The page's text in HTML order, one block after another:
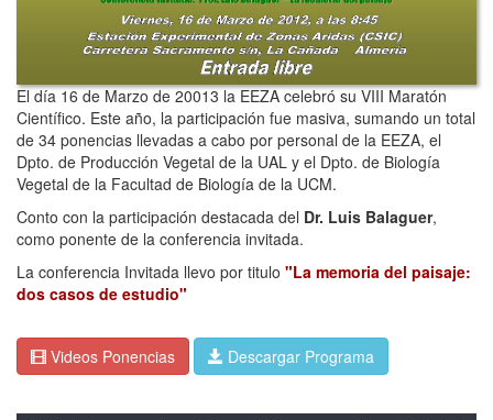
El día 16 de Marzo de 20013 la EEZA celebró su VIII Maratón
Científico. Este año, la participación fue masiva, sumando un total
de 34 ponencias llevadas a cabo por personal de la EEZA, el
Dpto. de Producción Vegetal de la UAL y el Dpto. de Biología
Vegetal de la Facultad de Biología de la UCM.
Conto con la participación destacada del Dr. Luis Balaguer,
como ponente de la conferencia invitada.
La conferencia Invitada llevo por titulo "La memoria del paisaje:
dos casos de estudio"
Videos Ponencias Descargar Programa